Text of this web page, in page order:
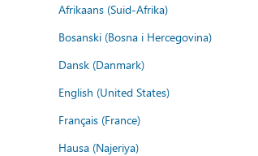
Afrikaans (Suid-Afrika)
Bosanski (Bosna i Hercegovina)
Dansk (Danmark)
English (United States)
Français (France)
Hausa (Najeriya)